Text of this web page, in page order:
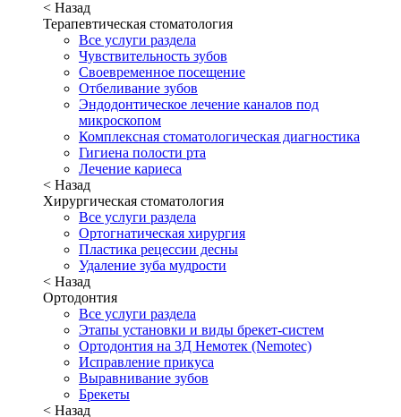
< Назад
Терапевтическая стоматология
Все услуги раздела
Чувствительность зубов
Своевременное посещение
Отбеливание зубов
Эндодонтическое лечение каналов под
микроскопом
Комплексная стоматологическая диагностика
Гигиена полости рта
Лечение кариеса
< Назад
Хирургическая стоматология
Все услуги раздела
Ортогнатическая хирургия
Пластика рецессии десны
Удаление зуба мудрости
< Назад
Ортодонтия
Все услуги раздела
Этапы установки и виды брекет-систем
Ортодонтия на 3Д Немотек (Nemotec)
Исправление прикуса
Выравнивание зубов
Брекеты
< Назад